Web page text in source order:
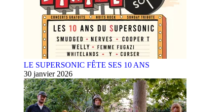
LE SUPERSONIC FÊTE SES 10 ANS
30 janvier 2026